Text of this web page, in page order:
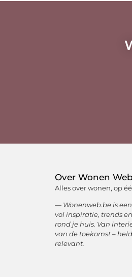
Over Wonen Web
Alles over wonen, op
— Wonenweb.be is
vol inspiratie, trends
rond je huis. Van
van de toekomst –
relevant.